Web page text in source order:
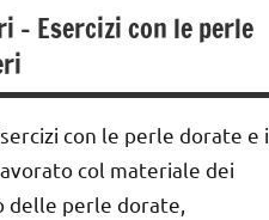
– Esercizi con le perle
con le perle dorate e i
col materiale dei
delle perle dorate,